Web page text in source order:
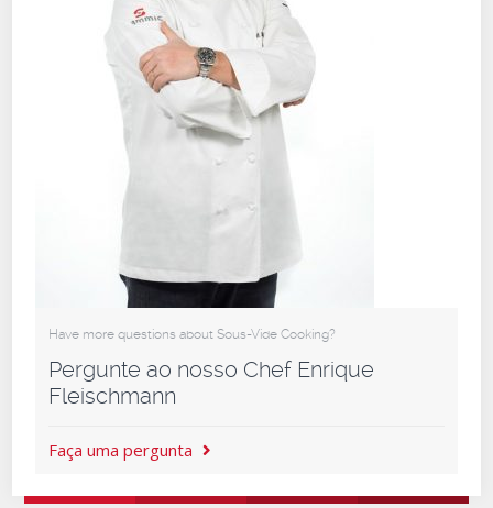
Have more questions about Sous-Vide Cooking?
Pergunte ao nosso Chef Enrique
Fleischmann
Faça uma pergunta